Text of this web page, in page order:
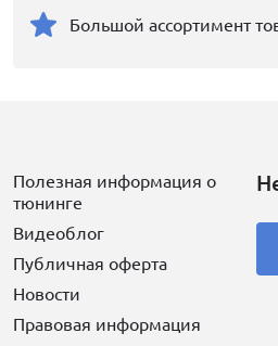
Большой ассортимент
Полезная информация о
тюнинге
Видеоблог
Публичная оферта
Новости
Правовая информация